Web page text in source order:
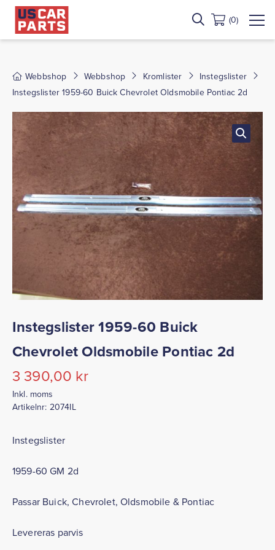
(0)
Webbshop Webbshop Kromlister
Instegslister
Instegslister 1959-60 Buick Chevrolet Oldsmobile Pontiac 2d
Instegslister 1959-60 Buick
Chevrolet Oldsmobile Pontiac 2d
3 390,00 kr
Inkl. moms
Artikelnr: 2074IL
Instegslister
1959-60 GM 2d
Passar Buick, Chevrolet, Oldsmobile & Pontiac
Levereras parvis